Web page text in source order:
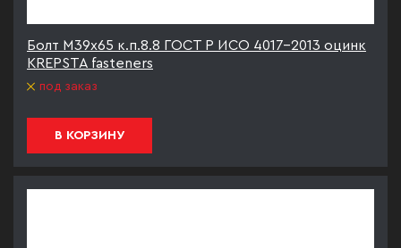
Болт М39х65 к.п.8.8 ГОСТ Р ИСО 4017-2013 оцинк
KREPSTA fasteners
под заказ
В КОРЗИНУ